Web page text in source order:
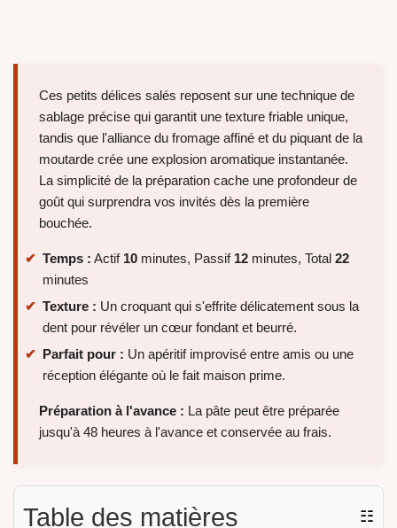
Ces petits délices salés reposent sur une technique de
sablage précise qui garantit une texture friable unique,
tandis que l'alliance du fromage affiné et du piquant de la
moutarde crée une explosion aromatique instantanée.
La simplicité de la préparation cache une profondeur de
goût qui surprendra vos invités dès la première
bouchée.
Temps : Actif 10 minutes, Passif 12 minutes, Total 22
minutes
Texture : Un croquant qui s'effrite délicatement sous la
dent pour révéler un cœur fondant et beurré.
Parfait pour : Un apéritif improvisé entre amis ou une
réception élégante où le fait maison prime.
Préparation à l'avance : La pâte peut être préparée
jusqu'à 48 heures à l'avance et conservée au frais.
Table des matières ☷